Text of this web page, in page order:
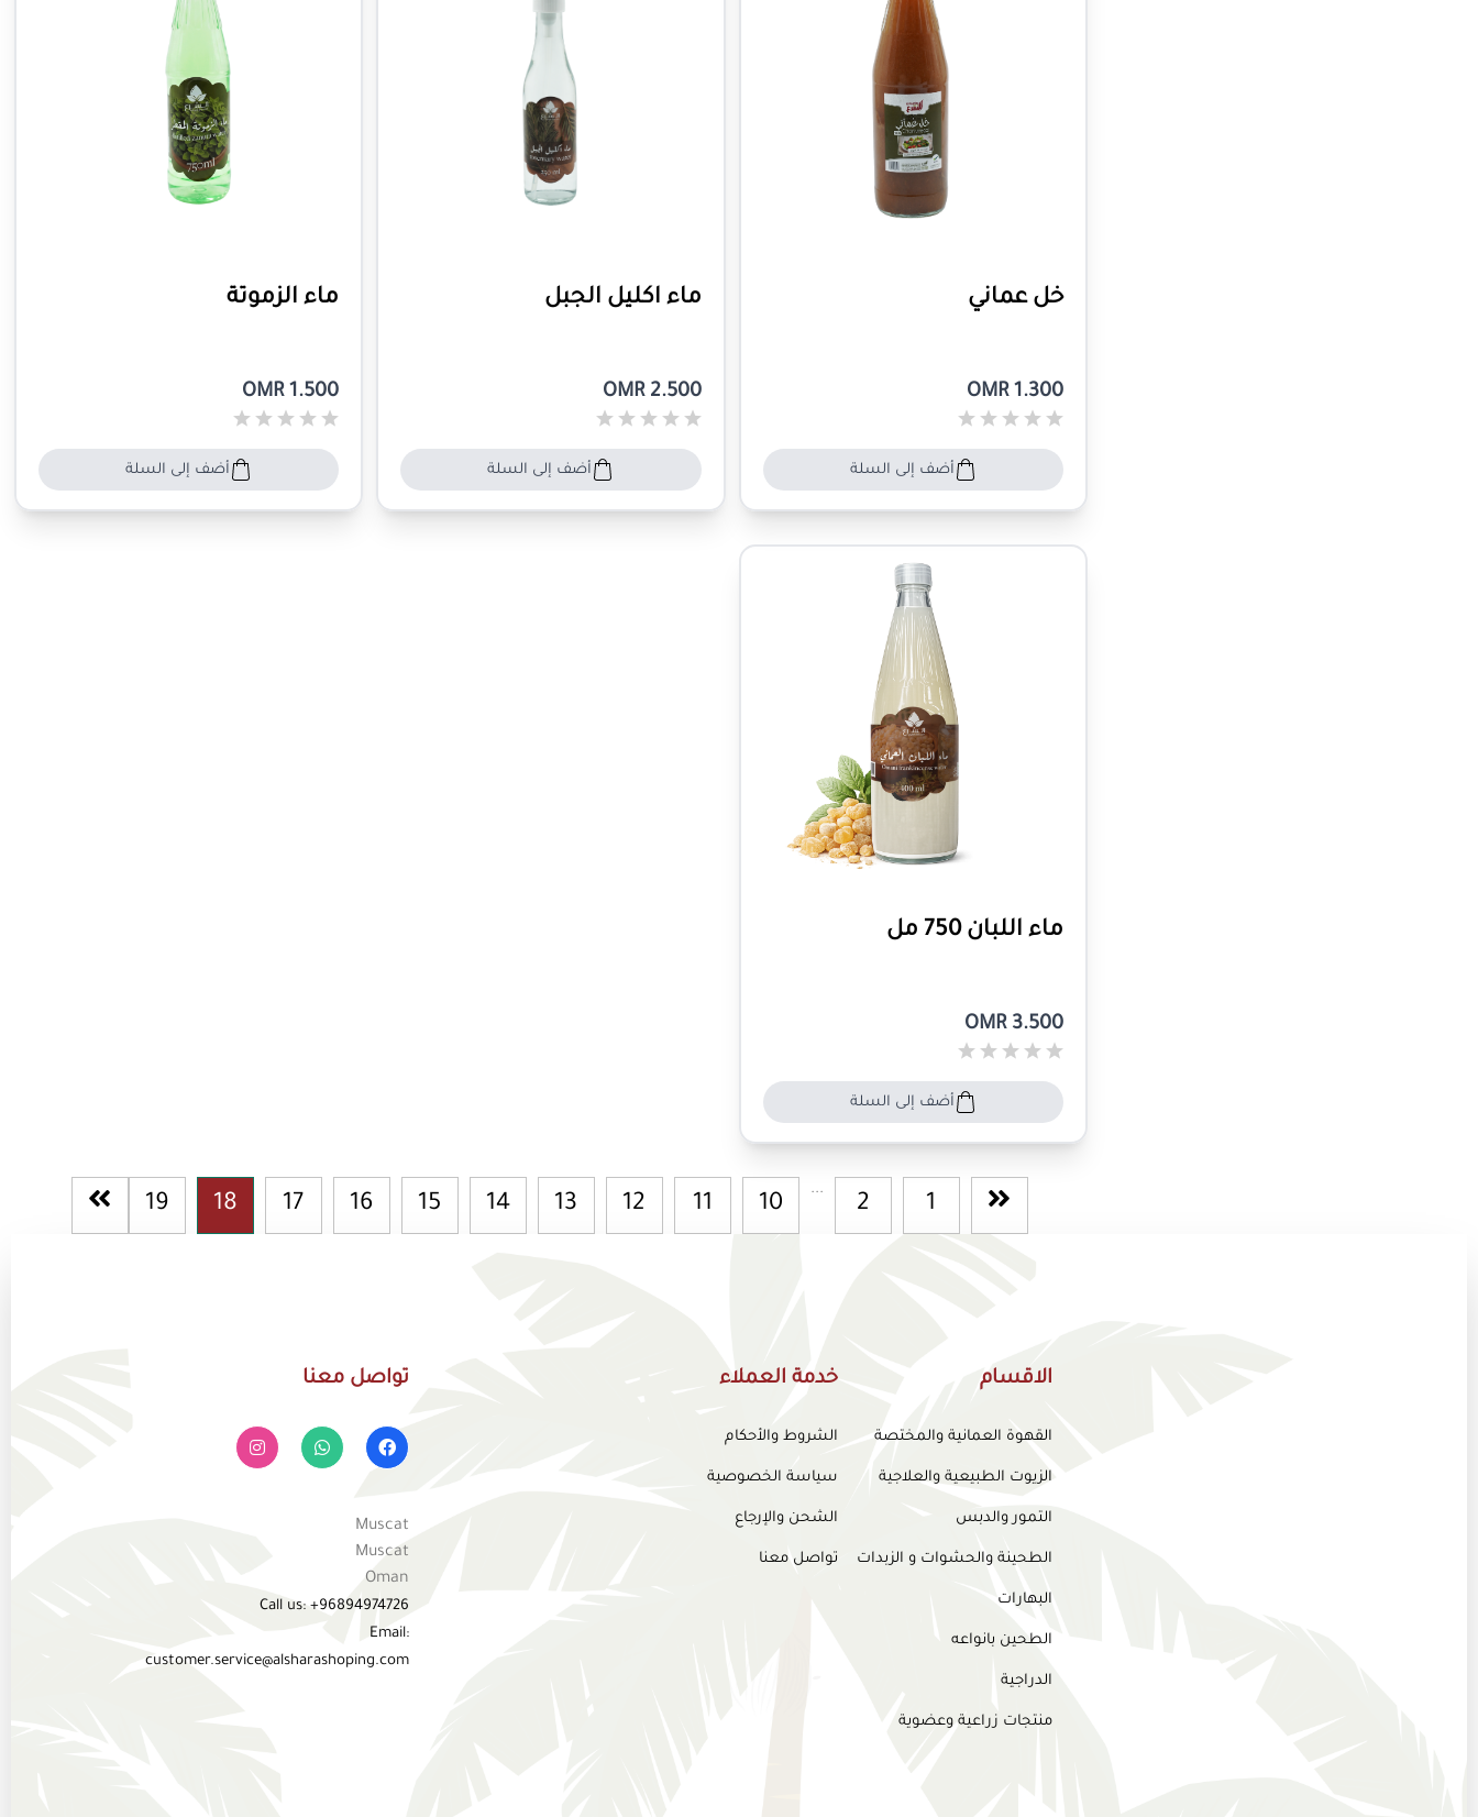
خل عماني
OMR 1.300
أضف إلى السلة
ماء اكليل الجبل
OMR 2.500
أضف إلى السلة
ماء الزموتة
OMR 1.500
أضف إلى السلة
ماء اللبان 750 مل
OMR 3.500
أضف إلى السلة
1
2
...
10
11
12
13
14
15
16
17
18
19
الاقسام
القهوة العمانية والمختصة
الزيوت الطبيعية والعلاجية
التمور والدبس
الطحينة والحشوات و الزبدات
البهارات
الطحين بانواعه
الدراجية
منتجات زراعية وعضوية
خدمة العملاء
الشروط والأحكام
سياسة الخصوصية
الشحن والإرجاع
تواصل معنا
تواصل معنا
Muscat
Muscat
Oman
Call us: +96894974726
Email:
customer.service@alsharashoping.com